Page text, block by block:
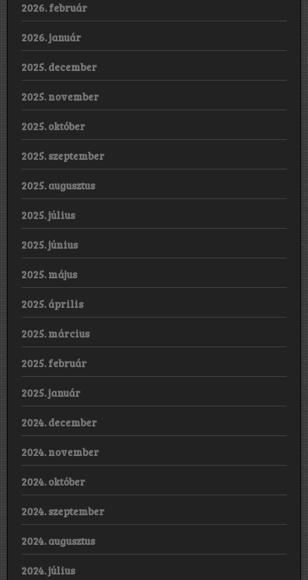
2026. február
2026. január
2025. december
2025. november
2025. október
2025. szeptember
2025. augusztus
2025. július
2025. június
2025. május
2025. április
2025. március
2025. február
2025. január
2024. december
2024. november
2024. október
2024. szeptember
2024. augusztus
2024. július